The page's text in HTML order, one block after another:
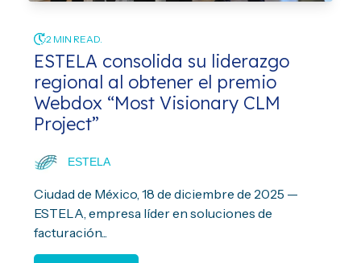
2 MIN READ.
ESTELA consolida su liderazgo
regional al obtener el premio
Webdox “Most Visionary CLM
Project”
ESTELA
Ciudad de México, 18 de diciembre de 2025 —
ESTELA, empresa líder en soluciones de
facturación...